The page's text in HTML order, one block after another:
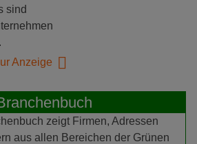
sind
Anzeige
zeigt Firmen, Adressen
aus allen Bereichen der Grünen